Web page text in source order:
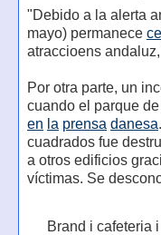
"Debido a la alerta
mayo) permanece
atraccioens andaluz,
Por otra parte, un
cuando el parque
en la prensa danesa
cuadrados fue
a otros edificios
víctimas. Se
Brand i cafeteria